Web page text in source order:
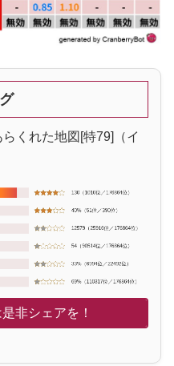
くれた地図[特79]（イ
非シェアを！